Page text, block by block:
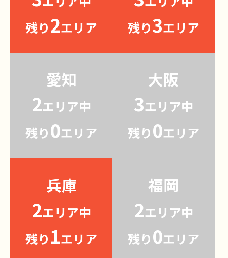
残り2エリア
残り3エリア
愛知
2エリア中
残り0エリア
大阪
3エリア中
残り0エリア
兵庫
2エリア中
残り 1エリア
福岡
2エリア中
残り0エリア